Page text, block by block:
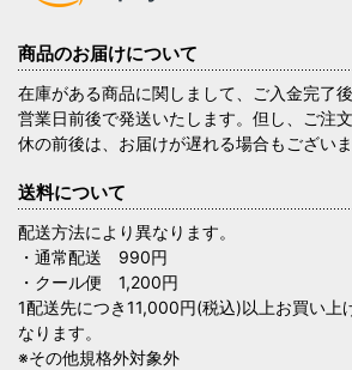
商品のお届けについて
在庫がある商品に関しまして、ご入金完了
営業日前後で発送いたします。但し、ご注
休の前後は、お届けが遅れる場合もございま
送料について
配送方法により異なります。
・通常配送 990円
・クール便 1,200円
1配送先につき11,000円(税込)以上お買い上
なります。
※その他規格外対象外